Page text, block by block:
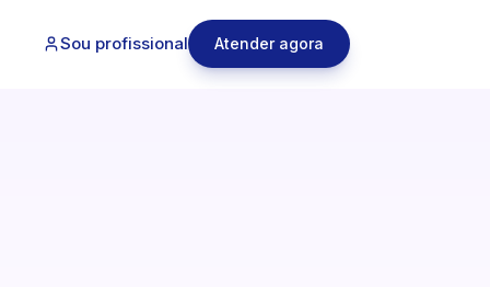
Sou profissional Atender agora